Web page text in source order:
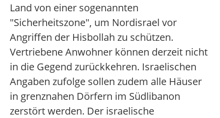
Land von einer sogenannten
"Sicherheitszone", um Nordisrael vor
Angriffen der Hisbollah zu schützen.
Vertriebene Anwohner können derzeit nicht
in die Gegend zurückkehren. Israelischen
Angaben zufolge sollen zudem alle Häuser
in grenznahen Dörfern im Südlibanon
zerstört werden. Der israelische